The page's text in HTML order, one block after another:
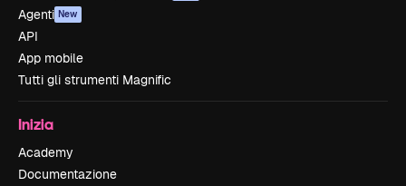
Agenti New
API
App mobile
Tutti gli strumenti Magnific
Inizia
Academy
Documentazione